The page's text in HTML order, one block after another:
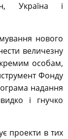
Україна і
нового
величезну
особам,
Фонду
надання
і гнучко
проекти в тих